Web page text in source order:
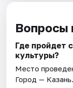
Вопросы
Где пройдет
культуры?
Место
Город — Казань.